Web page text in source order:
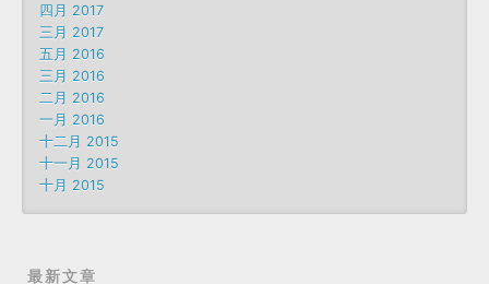
四月 2017
三月 2017
五月 2016
三月 2016
二月 2016
一月 2016
十二月 2015
十一月 2015
十月 2015
最新文章